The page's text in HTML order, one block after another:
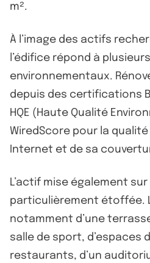
m².
À l’image des actifs
l’édifice répond à
environnementaux.
depuis des certifications
HQE (Haute Qualité
WiredScore pour la
Internet et de sa
L’actif mise également
particulièrement étoffée.
notamment d’une
salle de sport, d’espaces
restaurants, d’un